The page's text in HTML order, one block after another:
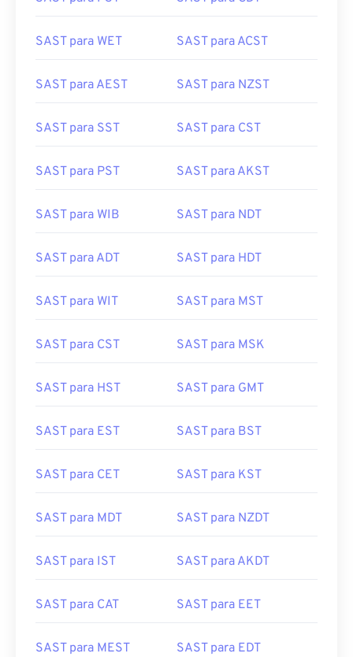
SAST para WET SAST para ACST
SAST para AEST SAST para NZST
SAST para SST SAST para CST
SAST para PST SAST para AKST
SAST para WIB SAST para NDT
SAST para ADT SAST para HDT
SAST para WIT SAST para MST
SAST para CST SAST para MSK
SAST para HST SAST para GMT
SAST para EST SAST para BST
SAST para CET SAST para KST
SAST para MDT SAST para NZDT
SAST para IST SAST para AKDT
SAST para CAT SAST para EET
SAST para MEST SAST para EDT